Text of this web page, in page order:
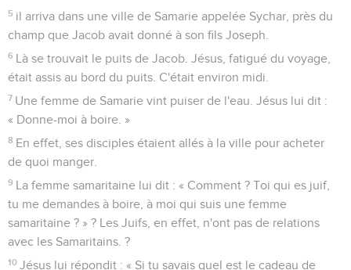
5 il arriva dans une ville de Samarie appelée Sychar, près du
champ que Jacob avait donné à son fils Joseph.
6 Là se trouvait le puits de Jacob. Jésus, fatigué du voyage,
était assis au bord du puits. C'était environ midi.
7 Une femme de Samarie vint puiser de l'eau. Jésus lui dit :
« Donne-moi à boire. »
8 En effet, ses disciples étaient allés à la ville pour acheter
de quoi manger.
9 La femme samaritaine lui dit : « Comment ? Toi qui es juif,
tu me demandes à boire, à moi qui suis une femme
samaritaine ? » ? Les Juifs, en effet, n'ont pas de relations
avec les Samaritains. ?
10 Jésus lui répondit : « Si tu savais quel est le cadeau de